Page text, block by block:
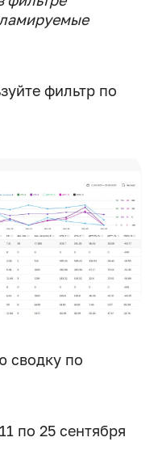
фильтр по
сводку по
по 25 сентября